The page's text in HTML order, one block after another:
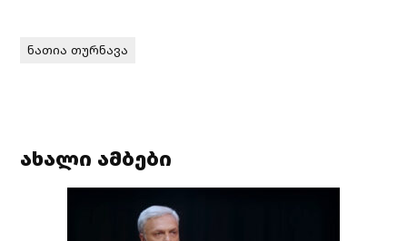
ნათია თურნავა
ახალი ამბები